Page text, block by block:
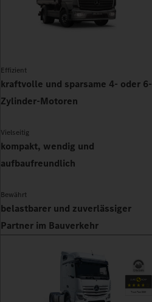
Effizient
kraftvolle und sparsame 4- oder 6-
Zylinder-Motoren
Vielseitig
kompakt, wendig und
aufbaufreundlich
Bewährt
belastbarer und zuverlässiger
Partner im Bauverkehr